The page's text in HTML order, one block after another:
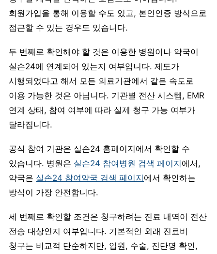
회원가입을 통해 이용할 수도 있고, 본인인증 방식으로
접근할 수 있는 경우도 있습니다.
두 번째로 확인해야 할 것은 이용한 병원이나 약국이
실손24에 연계되어 있는지 여부입니다. 제도가
시행되었다고 해서 모든 의료기관에서 같은 속도로
이용 가능한 것은 아닙니다. 기관별 전산 시스템, EMR
연계 상태, 참여 여부에 따라 실제 청구 가능 여부가
달라집니다.
공식 참여 기관은 실손24 홈페이지에서 확인할 수
있습니다. 병원은 실손24 참여병원 검색 페이지 에서,
약국은 실손24 참여약국 검색 페이지 에서 확인하는
방식이 가장 안전합니다.
세 번째로 확인할 조건은 청구하려는 진료 내역이 전산
전송 대상인지 여부입니다. 기본적인 외래 진료비
청구는 비교적 단순하지만, 입원, 수술, 진단명 확인,